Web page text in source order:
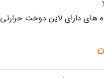
های دارای لاین دوخت حرارتی